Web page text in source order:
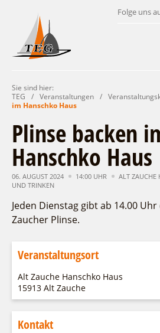
Folge uns
Start Kontakt
Urlaub im Leichhardt Land
Reisegebiet
Lieblingsorte
Freizeit und Erholung
Per Rad
Aktiverlebnisse
Sehenswertes
Naturlehrpfad Ludwig
Individuell
Touristinformationen
Ludwig Leichhardt
Fahrgastschiff
Unterkünfte finden
Gastgeberverzeichnis
Camping
Ferienhaus- und
Leichhardt“
Campingplatz am Mochowsee
Veranstaltungen
Veranstaltungshöhepunkte
Wirtschaftsförderung
SPOT
Service
Sie sind hier:
TEG
/ Veranstaltungen /
im Hanschko Haus
Plinse backen
Hanschko Haus
06. AUGUST 2024 14:00 UHR ALT ZAUCHE
UND TRINKEN
Jeden Dienstag gibt ab 14.00
Zaucher Plinse.
Veranstaltungsort
Alt Zauche Hanschko Haus
15913 Alt Zauche
Kontakt